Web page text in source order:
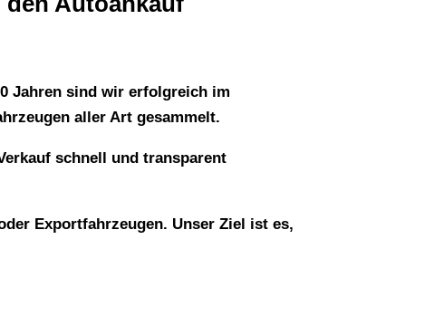
Jahren sind wir erfolgreich im
aller Art gesammelt.
schnell und transparent
Exportfahrzeugen. Unser Ziel ist es,